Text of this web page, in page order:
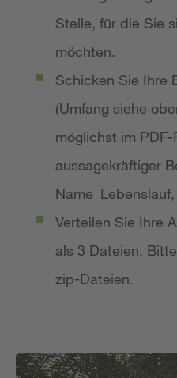
Stelle, für die Sie
möchten.
Schicken Sie Ihre
(Umfang siehe
möglichst im
aussagekräftiger
Verteilen Sie Ihre
als 3 Dateien.
zip-Dateien.